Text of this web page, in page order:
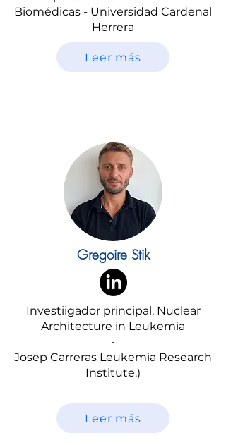
Biomédicas - Universidad Cardenal
Herrera
Leer más
Gregoire Stik
Investiigador principal. Nuclear
Architecture in Leukemia
·
Josep Carreras Leukemia Research
Institute.)
Leer más